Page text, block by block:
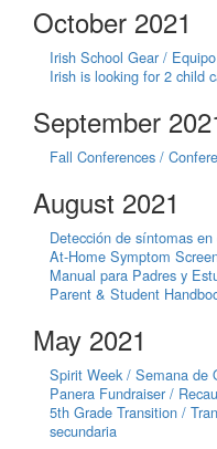
October 2021
Irish School Gear /
Irish is looking for 2 child
September
Fall Conferences /
August 2021
Detección de síntomas en
At-Home Symptom
Manual para Padres y
Parent & Student
May 2021
Spirit Week / Semana de
Panera Fundraiser /
5th Grade Transition /
secundaria